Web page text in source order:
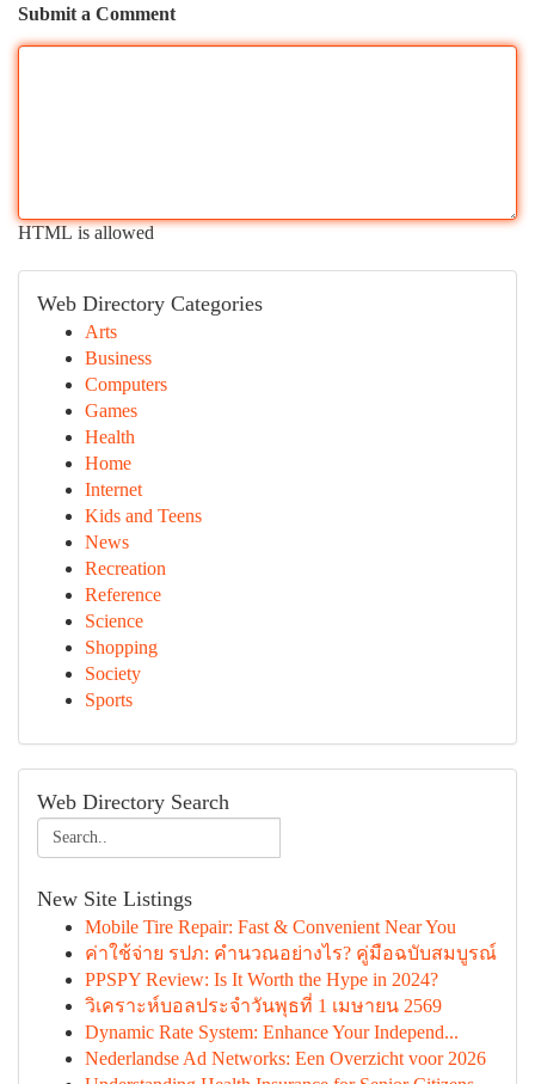
Submit a Comment
HTML is allowed
Web Directory Categories
Arts
Business
Computers
Games
Health
Home
Internet
Kids and Teens
News
Recreation
Reference
Science
Shopping
Society
Sports
Web Directory Search
New Site Listings
Mobile Tire Repair: Fast & Convenient Near You
ค่าใช้จ่าย รปภ: คำนวณอย่างไร? คู่มือฉบับสมบูรณ์
PPSPY Review: Is It Worth the Hype in 2024?
วิเคราะห์บอลประจำวันพุธที่ 1 เมษายน 2569
Dynamic Rate System: Enhance Your Independ...
Nederlandse Ad Networks: Een Overzicht voor 2026